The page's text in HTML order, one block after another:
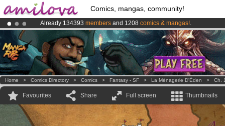
Comics, mangas, community!
Already 134393 members and 1208 comics & mangas!.
Premium membership from3.95 eurosper month !Get membership
AmilovaKickstarter is now LIVE!.
Home > Comics Directory > Comics > Fantasy - SF > La Ménagerie D'Éden > Ch.
Favourites Share Full screen Thumbnails